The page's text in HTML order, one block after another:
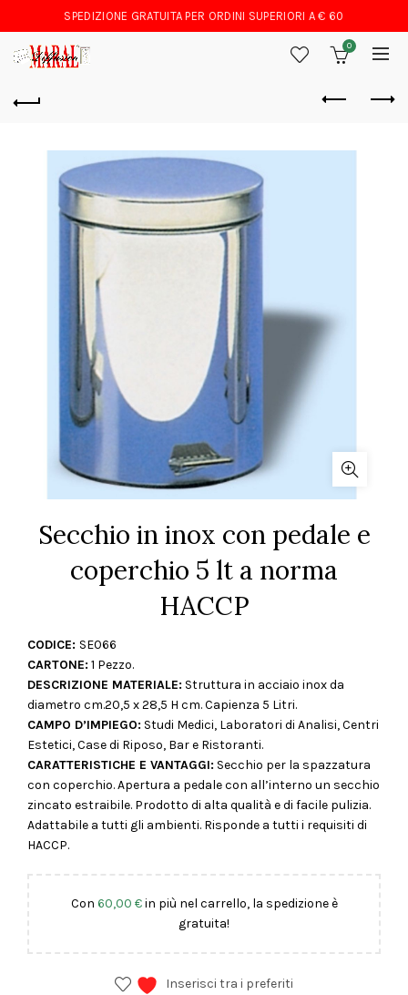
SPEDIZIONE GRATUITA PER ORDINI SUPERIORI A € 60
0
Secchio in inox con pedale e
coperchio 5 lt a norma
HACCP
CODICE: SE066
CARTONE: 1 Pezzo.
DESCRIZIONE MATERIALE: Struttura in acciaio inox da
diametro cm.20,5 x 28,5 H cm. Capienza 5 Litri.
CAMPO D’IMPIEGO: Studi Medici, Laboratori di Analisi, Centri
Estetici, Case di Riposo, Bar e Ristoranti.
CARATTERISTICHE E VANTAGGI: Secchio per la spazzatura
con coperchio. Apertura a pedale con all’interno un secchio
zincato estraibile. Prodotto di alta qualità e di facile pulizia.
Adattabile a tutti gli ambienti. Risponde a tutti i requisiti di
HACCP.
Con 60,00 €in più nel carrello, la spedizione è
gratuita!
Inserisci tra i preferiti